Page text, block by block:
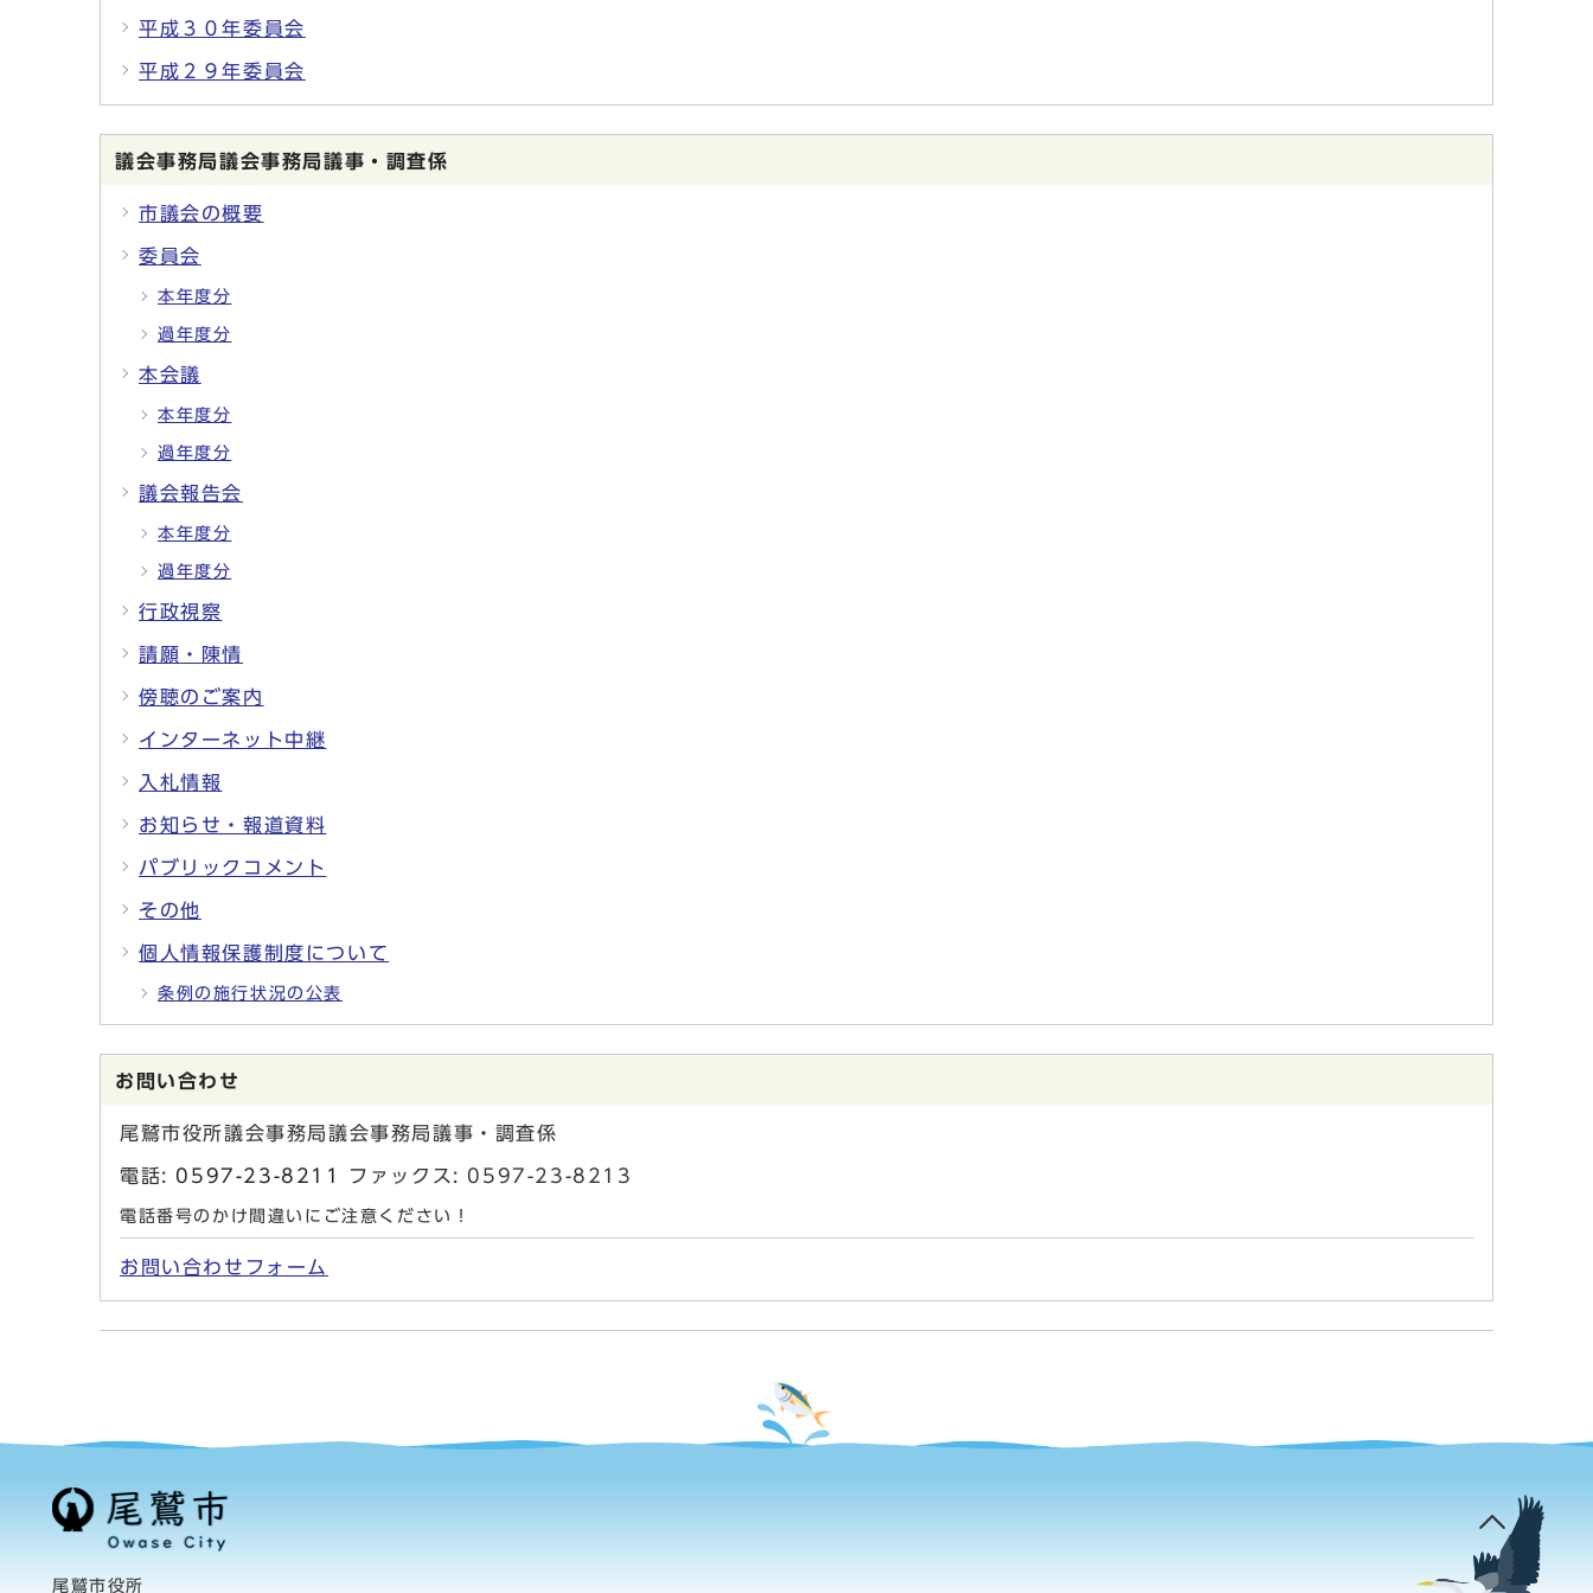
平成３０年委員会
平成２９年委員会
議会事務局議会事務局議事・調査係
市議会の概要
委員会
本年度分
過年度分
本会議
本年度分
過年度分
議会報告会
本年度分
過年度分
行政視察
請願・陳情
傍聴のご案内
インターネット中継
入札情報
お知らせ・報道資料
パブリックコメント
その他
個人情報保護制度について
条例の施行状況の公表
お問い合わせ
尾鷲市役所議会事務局議会事務局議事・調査係
電話: 0597-23-8211 ファックス: 0597-23-8213
電話番号のかけ間違いにご注意ください！
お問い合わせフォーム
尾鷲市役所